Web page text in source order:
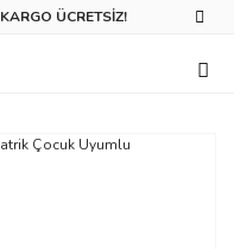
KARGO ÜCRETSİZ!